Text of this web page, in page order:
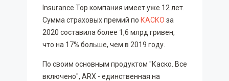
Insurance Top компания имеет уже 12 лет.
Сумма страховых премий по КАСКО за
2020 составила более 1,6 млрд гривен,
что на 17% больше, чем в 2019 году.
По своим основным продуктом "Каско. Все
включено", ARX - единственная на